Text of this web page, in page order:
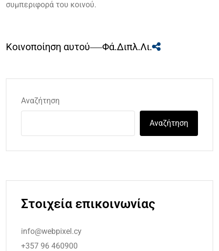
συμπεριφορά του κοινού.
Κοινοποίηση αυτού Φά.Διπλ.Λι.
Αναζήτηση
Αναζήτηση
Στοιχεία επικοινωνίας
info@webpixel.cy
+357 96 460900